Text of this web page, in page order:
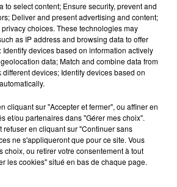
POUR CE WEEK-END
voici une petite sélection des
manquer dans le coin. Que vous ayez
bout du monde,...
to select content; Ensure security, prevent and
Deliver and present advertising and content;
choices. These technologies may
as IP address and browsing data to offer
devices based on information actively
data; Match and combine data from
devices; Identify devices based on
cliquant sur "Accepter et fermer", ou affiner en
et/ou partenaires dans "Gérer mes choix".
refuser en cliquant sur "Continuer sans
ne s'appliqueront que pour ce site. Vous
choix, ou retirer votre consentement à tout
les cookies" situé en bas de chaque page.